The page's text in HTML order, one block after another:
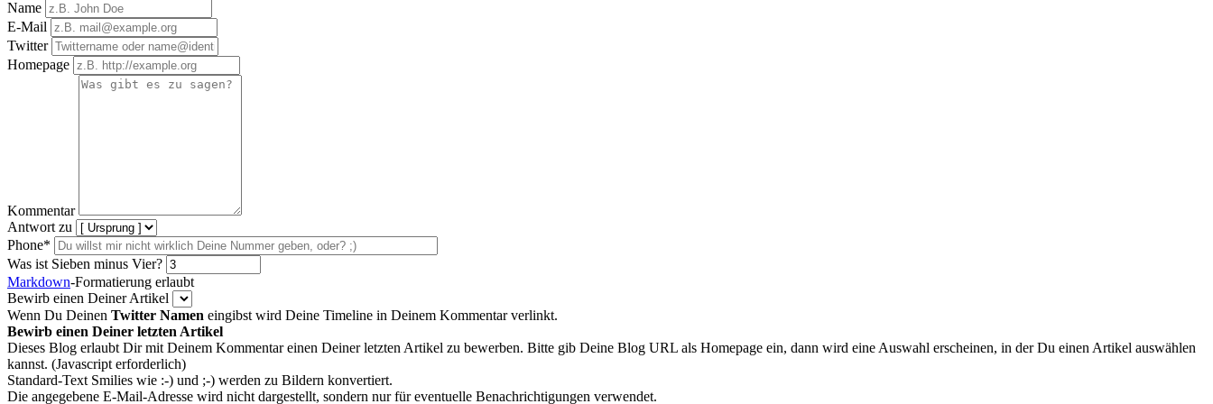
Name
E-Mail
Twitter
Homepage
Kommentar
Antwort zu
Phone*
Was ist Sieben minus Vier?
Markdown-Formatierung erlaubt
Bewirb einen Deiner Artikel
Wenn Du Deinen Twitter Namen eingibst wird Deine Timeline in Deinem Kommentar verlinkt.
Bewirb einen Deiner letzten Artikel
Dieses Blog erlaubt Dir mit Deinem Kommentar einen Deiner letzten Artikel zu bewerben. Bitte gib Deine Blog URL als Homepage ein, dann wird eine Auswahl erscheinen, in der Du einen Artikel auswählen
kannst. (Javascript erforderlich)
Standard-Text Smilies wie :-) und ;-) werden zu Bildern konvertiert.
Die angegebene E-Mail-Adresse wird nicht dargestellt, sondern nur für eventuelle Benachrichtigungen verwendet.